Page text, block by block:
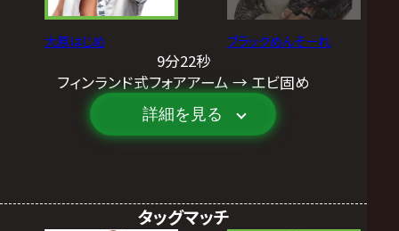
大原はじめ ブラックめんそーれ
9分22秒
フィンランド式フォアアーム → エビ固め
詳細を見る
タッグマッチ